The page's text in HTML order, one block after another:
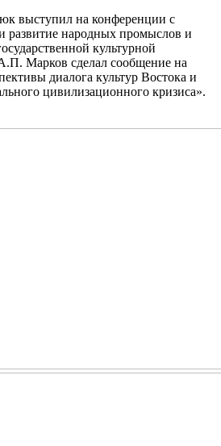
выступил на конференции с
развитие народных промыслов и
культурной
Марков сделал сообщение на
диалога культур Востока и
цивилизационного кризиса».